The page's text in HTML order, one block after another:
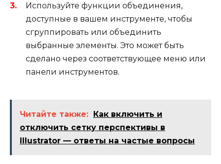
Используйте функции объединения,
доступные в вашем инструменте, чтобы
сгруппировать или объединить
выбранные элементы. Это может быть
сделано через соответствующее меню или
панели инструментов.
Читайте также: Как включить и
отключить сетку перспективы в
Illustrator — ответы на частые вопросы